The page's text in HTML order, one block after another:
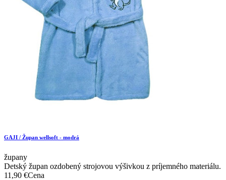
GAJI / Župan wellsoft - modrá
župany
Detský župan ozdobený strojovou výšivkou z príjemného materiálu.
11,90 €Cena